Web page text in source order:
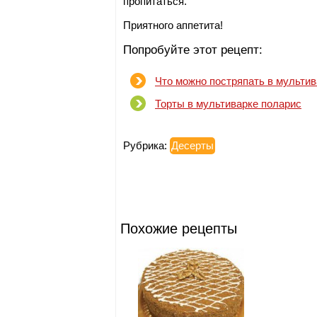
Приятного аппетита!
Попробуйте этот рецепт:
Что можно постряпать в
Торты в мультиварке поларис
Рубрика: Десерты
Похожие рецепты